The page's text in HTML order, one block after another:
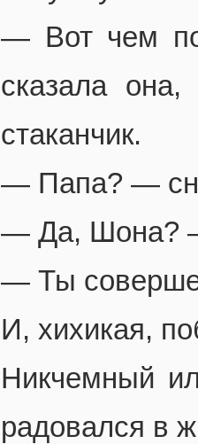
— Вот чем
сказала
стаканчик.
— Папа? —
— Да, Шона? —
— Ты
И, хихикая,
Никчемный
радовался в